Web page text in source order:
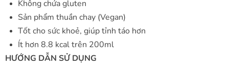
Không chứa gluten
Sản phẩm thuần chay (Vegan)
Tốt cho sức khoẻ, giúp tỉnh táo hơn
Ít hơn 8.8 kcal trên 200ml
HƯỚNG DẪN SỬ DỤNG